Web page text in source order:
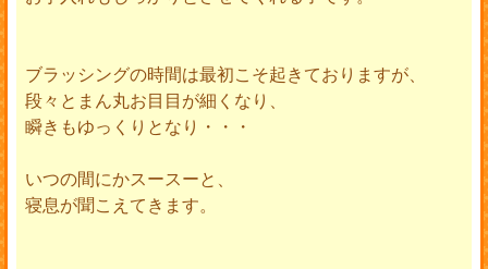
ブラッシングの時間は最初こそ起きておりますが、
段々とまん丸お目目が細くなり、
瞬きもゆっくりとなり・・・
いつの間にかスースーと、
寝息が聞こえてきます。